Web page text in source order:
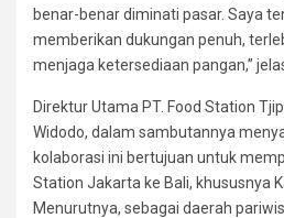
benar-benar diminati pasar. Saya
memberikan dukungan penuh,
menjaga ketersediaan pangan,”
Direktur Utama PT. Food Station
Widodo, dalam sambutannya
kolaborasi ini bertujuan untuk
Station Jakarta ke Bali, khususnya
Menurutnya, sebagai daerah